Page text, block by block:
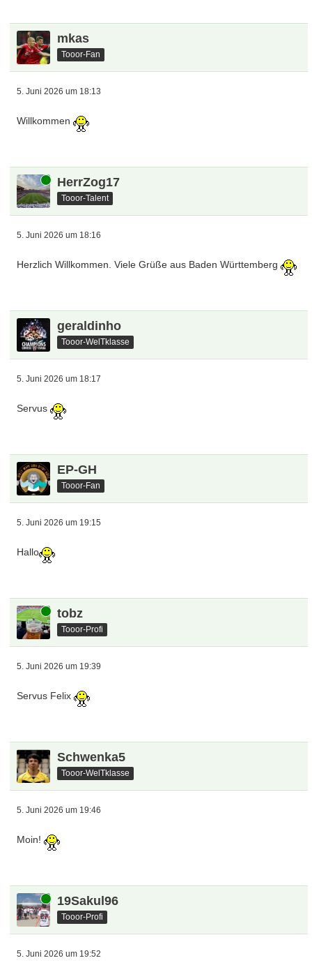
mkas
Tooor-Fan
5. Juni 2026 um 18:13
Willkommen
Online HerrZog17
Tooor-Talent
5. Juni 2026 um 18:16
Herzlich Willkommen. Viele Grüße aus Baden Württemberg
geraldinho
Tooor-WelTklasse
5. Juni 2026 um 18:17
Servus
EP-GH
Tooor-Fan
5. Juni 2026 um 19:15
Hallo
Online tobz
Tooor-Profi
5. Juni 2026 um 19:39
Servus Felix
Schwenka5
Tooor-WelTklasse
5. Juni 2026 um 19:46
Moin!
Online 19Sakul96
Tooor-Profi
5. Juni 2026 um 19:52